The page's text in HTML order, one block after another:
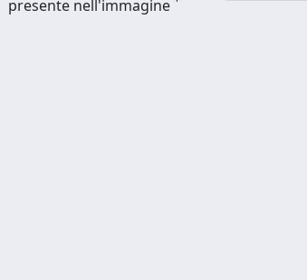
presente nell'immagine